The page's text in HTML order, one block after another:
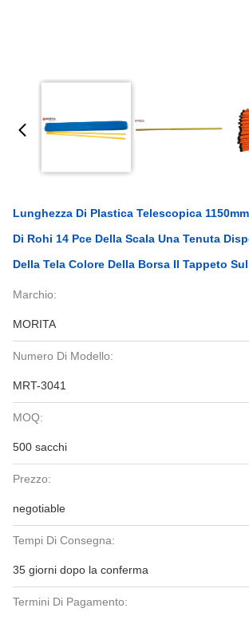
Lunghezza Di Plastica Telescopica
Di Rohi 14 Pce Della Scala Una Tenuta
Della Tela Colore Della Borsa Il Tappeto
Marchio:
MORITA
Numero Di Modello:
MRT-3041
MOQ:
500 sacchi
Prezzo:
negotiable
Tempi Di Consegna:
35 giorni dopo la conferma
Termini Di Pagamento: